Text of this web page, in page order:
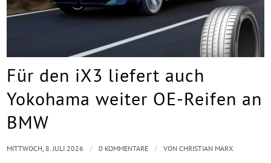
Für den iX3 liefert auch
Yokohama weiter OE-Reifen an
BMW
MITTWOCH, 8. JULI 2026 / 0 KOMMENTARE / VONCHRISTIAN MARX